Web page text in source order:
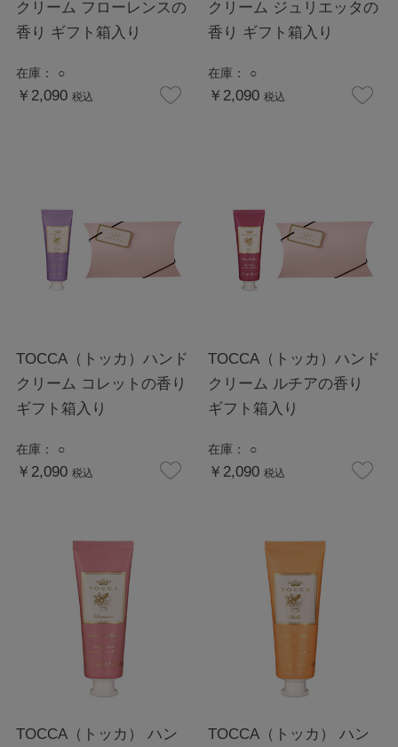
クリーム フローレンスの
香り ギフト箱入り
在庫： ○
￥2,090 税込
クリーム ジュリエッタの
香り ギフト箱入り
在庫： ○
￥2,090 税込
TOCCA（トッカ）ハンド
クリーム コレットの香り
ギフト箱入り
在庫： ○
￥2,090 税込
TOCCA（トッカ）ハンド
クリーム ルチアの香り
ギフト箱入り
在庫： ○
￥2,090 税込
TOCCA（トッカ） ハン
TOCCA（トッカ） ハン